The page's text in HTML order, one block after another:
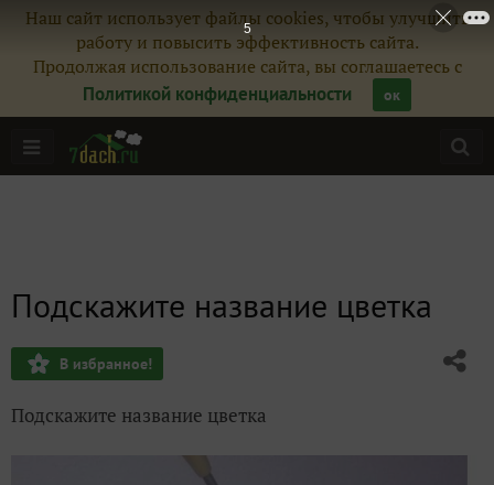
Наш сайт использует файлы cookies, чтобы улучшить
работу и повысить эффективность сайта.
Продолжая использование сайта, вы соглашаетесь с
Политикой конфиденциальности
ок
Подскажите название цветка
В избранное!
Подскажите название цветка
4